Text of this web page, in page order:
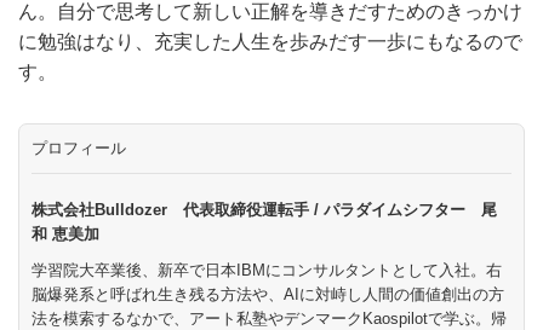
ん。自分で思考して新しい正解を導きだすためのきっかけ
に勉強はなり、充実した人生を歩みだす一歩にもなるので
す。
プロフィール
株式会社Bulldozer 代表取締役運転手 / パラダイムシフター 尾
和 恵美加
学習院大卒業後、新卒で日本IBMにコンサルタントとして入社。右
脳爆発系と呼ばれ生き残る方法や、AIに対峙し人間の価値創出の方
法を模索するなかで、アート私塾やデンマークKaospilotで学ぶ。帰